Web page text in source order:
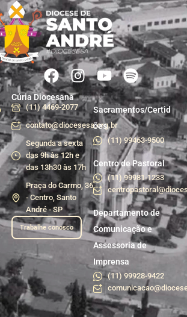
Cúria Diocesana
(11) 4469-2077
contato@diocesesa.org.br
Segunda a sexta
das 9h às 12h e
das 13h30 às 17h
Praça do Carmo, 36
- Centro, Santo
André - SP
Trabalhe conosco
Sacramentos/Certid
ões
(11) 99463-9500
Centro de Pastoral
(11) 99981-1233
Departamento de
Comunicação e
Assessoria de
Imprensa
(11) 99928-9422